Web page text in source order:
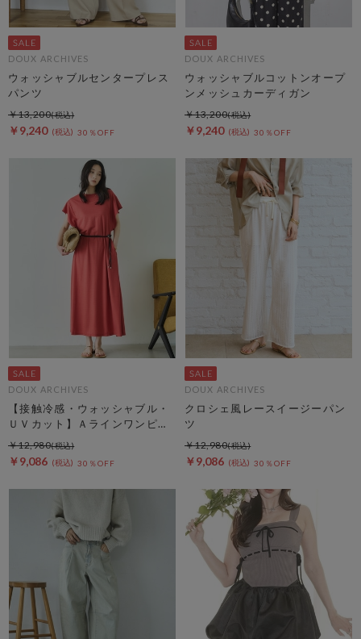
DOUX ARCHIVES
ウォッシャブルセンタープレス
パンツ
￥9,240 30％OFF
￥13,200
DOUX ARCHIVES
ウォッシャブルコットンオープ
ンメッシュカーディガン
￥9,240 30％OFF
￥13,200
DOUX ARCHIVES
【接触冷感・ウォッシャブル・
ＵＶカット】Ａラインワンピー
ス
￥9,086 30％OFF
￥12,980
DOUX ARCHIVES
クロシェ風レースイージーパン
ツ
￥9,086 30％OFF
￥12,980